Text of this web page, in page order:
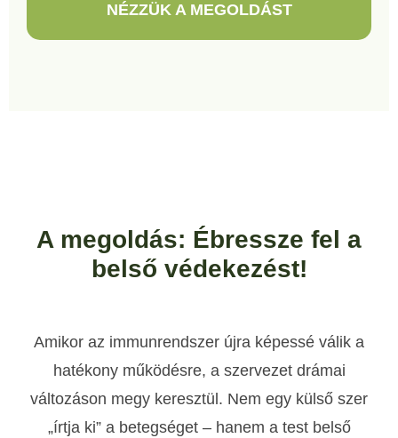
NÉZZÜK A MEGOLDÁST
A megoldás: Ébressze fel a
belső védekezést!
Amikor az immunrendszer újra képessé válik a
hatékony működésre, a szervezet drámai
változáson megy keresztül. Nem egy külső szer
„írtja ki” a betegséget – hanem a test belső